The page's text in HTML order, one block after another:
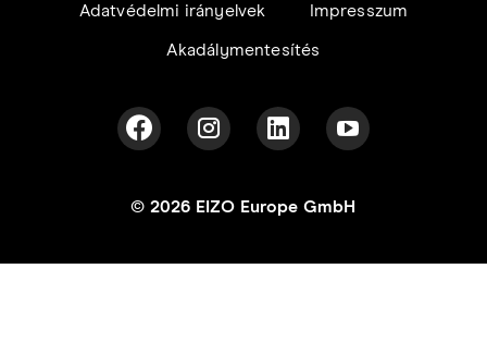
Adatvédelmi irányelvek Impresszum
Akadálymentesítés
© 2026 EIZO Europe GmbH